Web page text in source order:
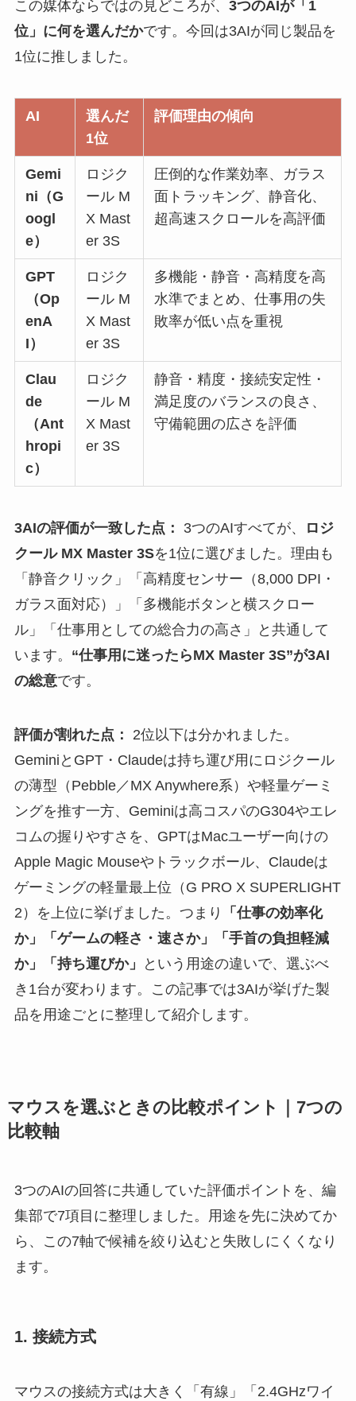
この媒体ならではの見どころが、 3つのAIが「1
位」に何を選んだかです。今回は3AIが同じ製品を
1位に推しました。
AI
選んだ
1位
評価理由の傾向
Gemi
ni（G
oogl
e）
ロジク
ール M
X Mast
er 3S
圧倒的な作業効率、ガラス
面トラッキング、静音化、
超高速スクロールを高評価
GPT
（Op
enA
I）
ロジク
ール M
X Mast
er 3S
多機能・静音・高精度を高
水準でまとめ、仕事用の失
敗率が低い点を重視
Clau
de
（Ant
hropi
c）
ロジク
ール M
X Mast
er 3S
静音・精度・接続安定性・
満足度のバランスの良さ、
守備範囲の広さを評価
3AIの評価が一致した点： 3つのAIすべてが、
ロジ
クール MX Master 3Sを1位に選びました。理由も
「静音クリック」「高精度センサー（8,000 DPI・
ガラス面対応）」「多機能ボタンと横スクロー
ル」「仕事用としての総合力の高さ」と共通して
います。 “仕事用に迷ったらMX Master 3S”が3AI
の総意です。
評価が割れた点：
2位以下は分かれました。
GeminiとGPT・Claudeは持ち運び用にロジクール
の薄型（Pebble／MX Anywhere系）や軽量ゲーミ
ングを推す一方、Geminiは高コスパのG304やエレ
コムの握りやすさを、GPTはMacユーザー向けの
Apple Magic Mouseやトラックボール、Claudeは
ゲーミングの軽量最上位（G PRO X SUPERLIGHT
2）を上位に挙げました。つまり
「仕事の効率化
か」「ゲームの軽さ・速さか」「手首の負担軽減
か」「持ち運びか」
という用途の違いで、選ぶべ
き1台が変わります。この記事では3AIが挙げた製
品を用途ごとに整理して紹介します。
マウスを選ぶときの比較ポイント｜7つの
比較軸
3つのAIの回答に共通していた評価ポイントを、編
集部で7項目に整理しました。用途を先に決めてか
ら、この7軸で候補を絞り込むと失敗しにくくなり
ます。
1. 接続方式
マウスの接続方式は大きく「有線」「2.4GHzワイ